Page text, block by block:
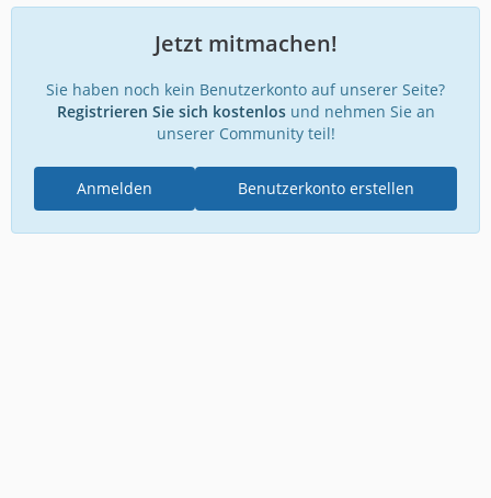
Jetzt mitmachen!
Sie haben noch kein Benutzerkonto auf unserer Seite?
Registrieren Sie sich kostenlosund nehmen Sie an
unserer Community teil!
Benutzerkonto erstellen
Anmelden